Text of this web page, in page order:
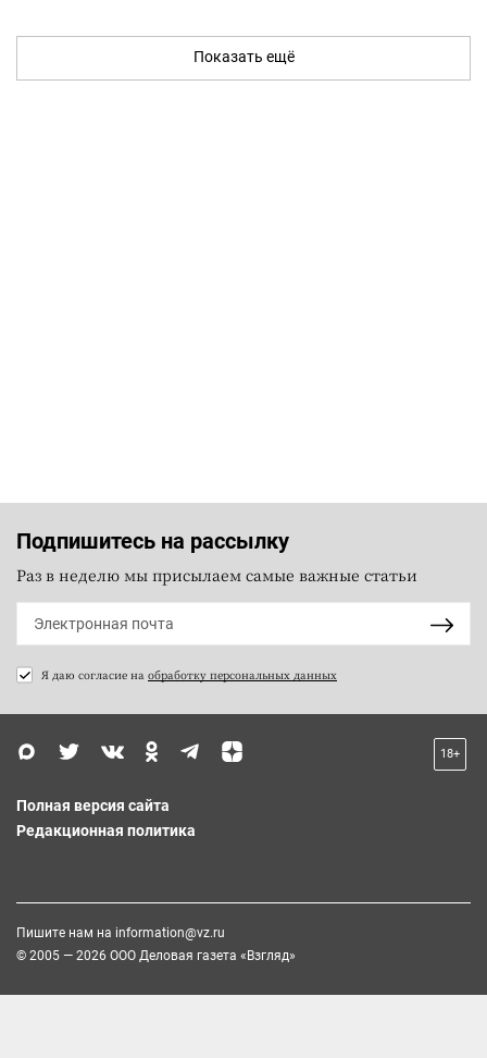
Показать ещё
Подпишитесь на рассылку
Раз в неделю мы присылаем самые важные статьи
Я даю согласие на обработку персональных данных
18+
Полная версия сайта
Редакционная политика
Пишите нам на information@vz.ru
© 2005 — 2026 ООО Деловая газета «Взгляд»